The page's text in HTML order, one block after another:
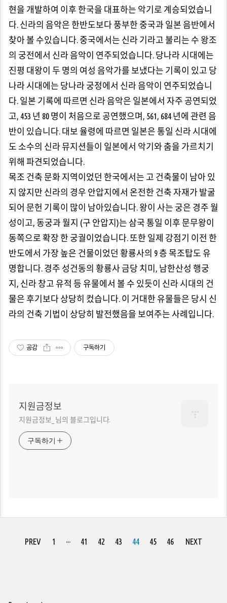
현을 개발하여 이후 한국을 대표하는 악기로 계승되었습니
다. 신라의 음악은 한반도보다 풍부한 중국과 일본 음반에서
찾아 볼 수있습니다. 중국에서는 신라 기라고 불리는 수 왕조
의 궁전에서 신라 음악이 연주되었습니다. 당나라 시대에는
진평 대왕이 두 명의 여성 음악가를 보냈다는 기록이 있고 당
나라 시대에는 당나라 궁정에서 신라 음악이 연주되었습니
다. 일본 기록에 따르면 신라 음악은 일본에서 자주 공연되었
고, 453 년 80 명이 처음으로 공연했으며, 561, 684 년에 관련 음
반이 있습니다. 대보 율령에 따르면 일본은 통일 신라 시대에
도 소수의 신라 뮤지션들이 일본에서 악기와 춤을 가르치기
위해 파견되었습니다.
목조 건축 문화 지역이었던 한국에서는 고 건축물이 남아 있
지 않지만 신라의 경우 안압지에서 온전한 건축 자재가 발굴
되어 문헌 기록이 많이 남아있습니다. 왕이 사는 궁은 경주 월
성이고, 동궁과 월지 (구 안압지)는 삼국 통일 이후 문무왕이
동쪽으로 확장 한 궁궐이었습니다. 또한 일제 강점기 이전 한
반도에서 가장 높은 건물이었던 황룡사의 9 층 목조탑도 유
명합니다. 경주 성건동의 황룡사 금당 치미, 남한산성 행궁
지, 신라 창고 유적 등 유물에서 볼 수 있듯이 신라 시대의 건
물은 후기보다 상당히 컸습니다. 이 거대한 유물들은 당시 신
라의 건축 기법이 상당히 발전했음을 보여주는 사례입니다.
공감 구독하기
지원금정보
지원금정보_ 님의 블로그입니다.
구독하기
PREV 1 ··· 41 42 43 44 45 46 NEXT